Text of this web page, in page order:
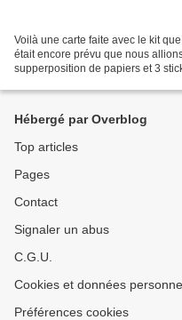
Voilà une carte faite avec le kit
était encore prévu que nous
supperposition de papiers et 3
Hébergé par Overblog
Top articles
Pages
Contact
Signaler un abus
C.G.U.
Cookies et données
Préférences cookies